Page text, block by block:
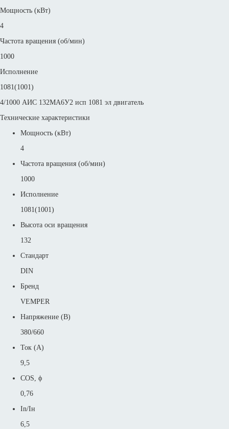
Мощность (кВт)
4
Частота вращения (об/мин)
1000
Исполнение
1081(1001)
4/1000 АИС 132MА6У2 исп 1081 эл двигатель
Технические характеристики
Мощность (кВт)
4
Частота вращения (об/мин)
1000
Исполнение
1081(1001)
Высота оси вращения
132
Стандарт
DIN
Бренд
VEMPER
Напряжение (В)
380/660
Ток (А)
9,5
COS, ϕ
0,76
In/Iн
6,5